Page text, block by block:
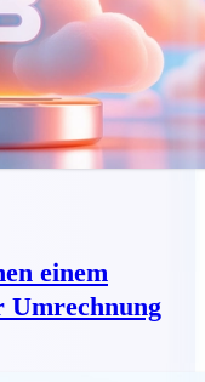
einem
Umrechnung